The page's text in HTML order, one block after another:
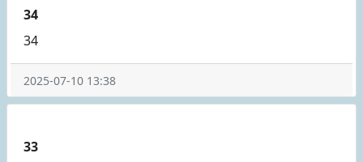
34
34
2025-07-10 13:38
33